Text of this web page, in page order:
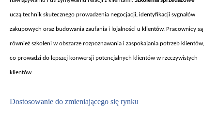
uczą technik skutecznego prowadzenia negocjacji, identyfikacji sygnałów
zakupowych oraz budowania zaufania i lojalności u klientów. Pracownicy są
również szkoleni w obszarze rozpoznawania i zaspokajania potrzeb klientów,
co prowadzi do lepszej konwersji potencjalnych klientów w rzeczywistych
klientów.
Dostosowanie do zmieniającego się rynku